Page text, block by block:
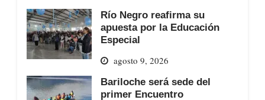
Río Negro reafirma su
apuesta por la Educación
Especial
agosto 9, 2026
Bariloche será sede del
primer Encuentro